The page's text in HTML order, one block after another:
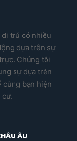
trú có nhiều
dựa trên sự
Chúng tôi
sự dựa trên
cùng bạn hiện
cư.
ÂU